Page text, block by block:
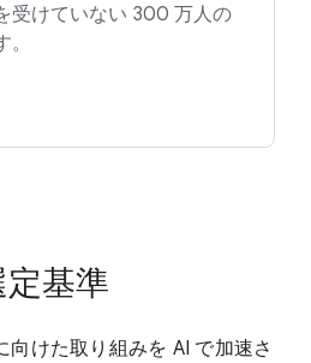
受けていない 300 万人の
定基準
向けた取り組みを AI で加速さ